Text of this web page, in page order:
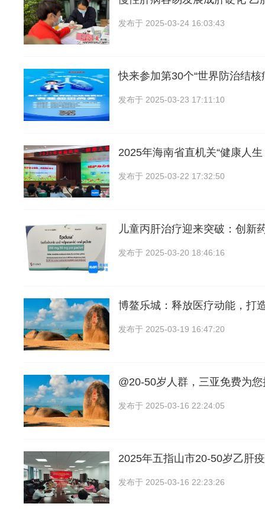
发布于 2025-03-24 16:03:43
快来参加第30个“世界防治结核
发布于 2025-03-23 17:11:10
2025年海南省直机关“健康人
发布于 2025-03-22 17:32:50
儿童丙肝治疗迎来突破：创新
发布于 2025-03-20 18:46:16
博鳌乐城：释放医疗动能，打
发布于 2025-03-19 16:47:20
@20-50岁人群，三亚免费为
发布于 2025-03-16 22:24:05
2025年五指山市20-50岁乙肝
发布于 2025-03-16 22:23:26